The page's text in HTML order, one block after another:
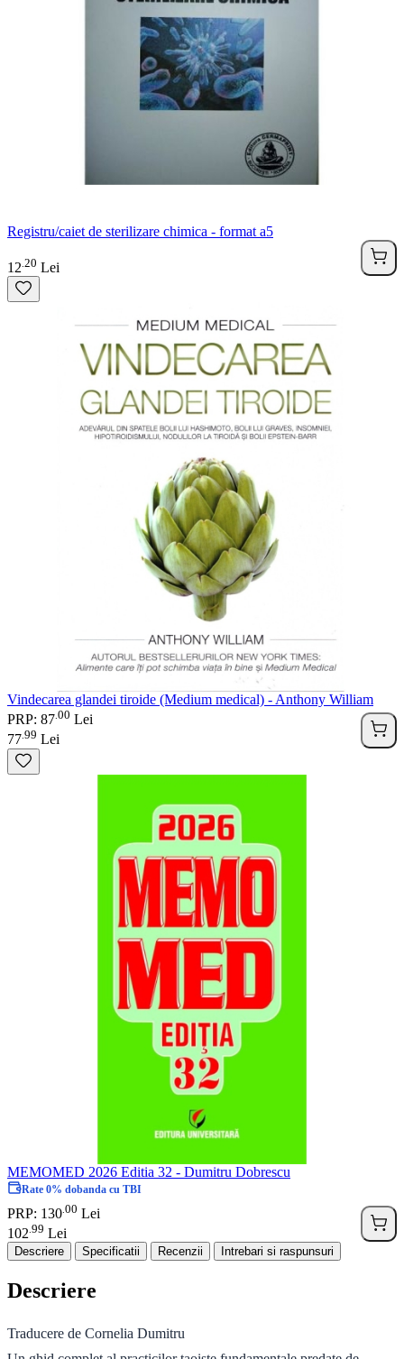
Registru/caiet de sterilizare chimica - format a5
12 20 Lei
Vindecarea glandei tiroide (Medium medical) - Anthony William
PRP: 87 00 Lei
77 99 Lei
MEMOMED 2026 Editia 32 - Dumitru Dobrescu
Rate 0% dobanda cu TBI
PRP: 130 00 Lei
102 99 Lei
Descriere Specificatii Recenzii Intrebari si raspunsuri
Descriere
Traducere de Cornelia Dumitru